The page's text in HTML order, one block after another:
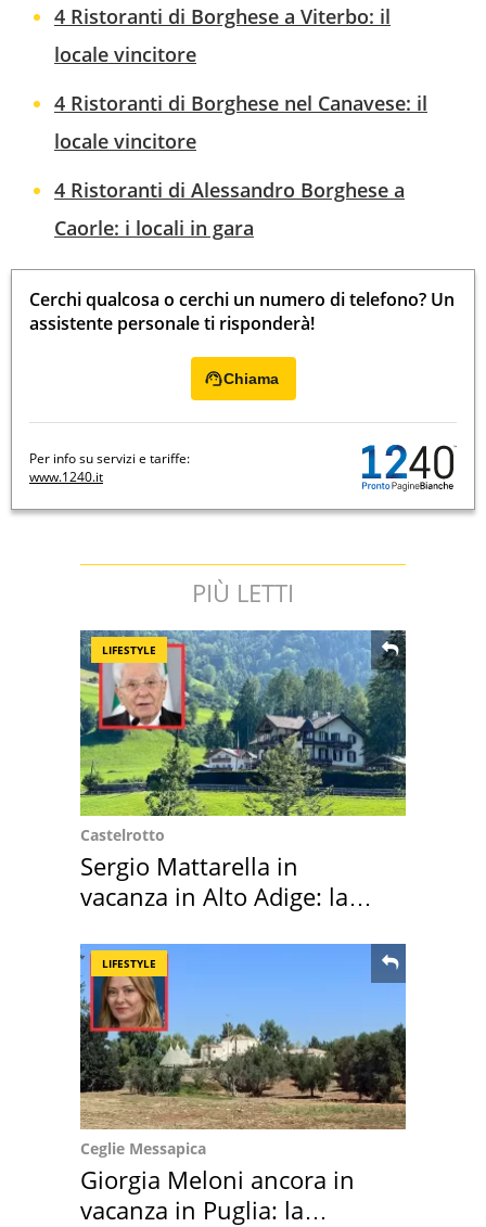
4 Ristoranti di Borghese a Viterbo: il
locale vincitore
4 Ristoranti di Borghese nel Canavese: il
locale vincitore
4 Ristoranti di Alessandro Borghese a
Caorle: i locali in gara
Cerchi qualcosa o cerchi un numero di telefono? Un
assistente personale ti risponderà!
Chiama
Per info su servizi e tariffe:
www.1240.it
PIÙ LETTI
LIFESTYLE
Castelrotto
Sergio Mattarella in
vacanza in Alto Adige: la
LIFESTYLE
Ceglie Messapica
Giorgia Meloni ancora in
vacanza in Puglia: la